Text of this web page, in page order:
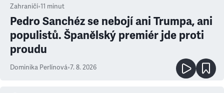
Zahraničí•11 minut
Pedro Sanchéz se nebojí ani Trumpa, ani
populistů. Španělský premiér jde proti
proudu
Dominika Perlínová•7. 8. 2026